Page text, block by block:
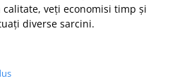
veți economisi timp și
diverse sarcini.